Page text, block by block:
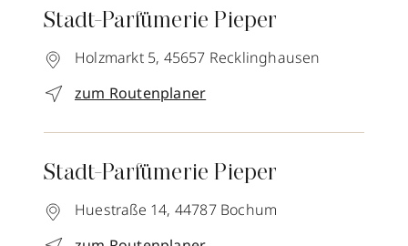
Stadt-Parfümerie Pieper
Holzmarkt 5, 45657 Recklinghausen
zum Routenplaner
Stadt-Parfümerie Pieper
Huestraße 14, 44787 Bochum